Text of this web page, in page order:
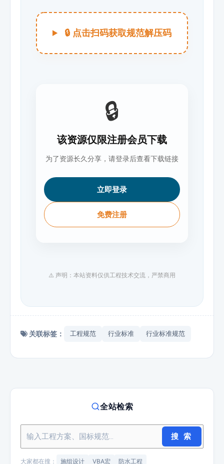
🔒 点击扫码获取规范解压码
🔒
该资源仅限注册会员下载
为了资源长久分享，请登录后查看下载链接
立即登录
免费注册
⚠️ 声明：本站资料仅供工程技术交流，严禁商用
关联标签： 工程规范 行业标准 行业标准规范
全站检索
搜 索
大家都在搜： 施组设计 VBA宏 防水工程